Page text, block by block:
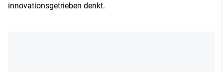
innovationsgetrieben denkt.